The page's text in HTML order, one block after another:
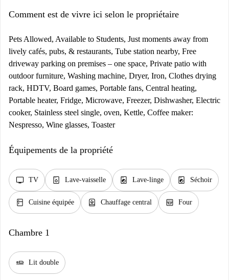
Comment est de vivre ici selon le propriétaire
Pets Allowed, Available to Students, Just moments away from
lively cafés, pubs, & restaurants, Tube station nearby, Free
driveway parking on premises – one space, Private patio with
outdoor furniture, Washing machine, Dryer, Iron, Clothes drying
rack, HDTV, Board games, Portable fans, Central heating,
Portable heater, Fridge, Microwave, Freezer, Dishwasher, Electric
cooker, Stainless steel single, oven, Kettle, Coffee maker:
Nespresso, Wine glasses, Toaster
Équipements de la propriété
tv TV dishwasher_gen Lave-vaisselle local_laundry_service Lave-linge local_laundry_service Séchoir
kitchen Cuisine équipée water_heater Chauffage central oven_gen Four
Chambre 1
airline_seat_flat Lit double